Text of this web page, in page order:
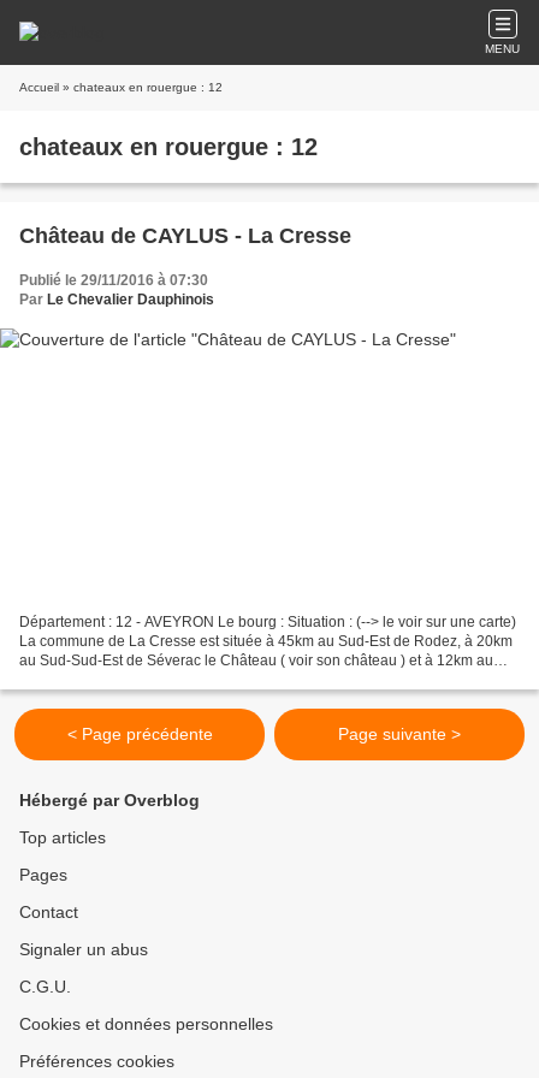
MENU
Accueil » chateaux en rouergue : 12
chateaux en rouergue : 12
Château de CAYLUS - La Cresse
Publié le 29/11/2016 à 07:30
Par Le Chevalier Dauphinois
Département : 12 - AVEYRON Le bourg : Situation : (--> le voir sur une carte)
La commune de La Cresse est située à 45km au Sud-Est de Rodez, à 20km
au Sud-Sud-Est de Séverac le Château ( voir son château ) et à 12km au
< Page précédente Page suivante >
Hébergé par Overblog
Top articles
Pages
Contact
Signaler un abus
C.G.U.
Cookies et données personnelles
Préférences cookies